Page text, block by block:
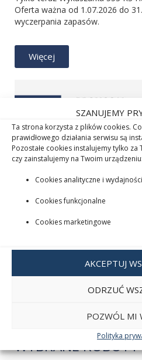
SZANUJEMY
Ta strona korzysta z plików cookies.
prawidłowego działania serwisu są
Pozostałe cookies instalujemy tylko
czy zainstalujemy na Twoim urządzeniu:
Cookies analityczne i
Cookies funkcjonalne
Cookies marketingowe
AKCEPTUJ
ODRZUĆ
POZWÓL MI
Polityka
Oferta ważna od 1.07.2026 do
wyczerpania zapasów.
Więcej
WYDŁUŻONA
WYBRANE ROBOTY